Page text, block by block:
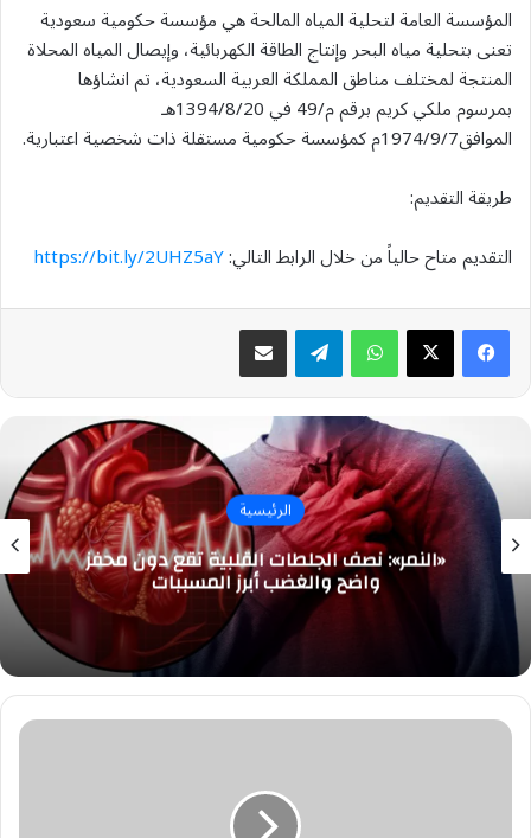
المؤسسة العامة لتحلية المياه المالحة هي مؤسسة حكومية سعودية
تعنى بتحلية مياه البحر وإنتاج الطاقة الكهربائية، وإيصال المياه المحلاة
المنتجة لمختلف مناطق المملكة العربية السعودية، تم انشاؤها
بمرسوم ملكي كريم برقم م/49 في 1394/8/20هـ
الموافق1974/9/7م كمؤسسة حكومية مستقلة ذات شخصية اعتبارية.
طريقة التقديم:
التقديم متاح حالياً من خلال الرابط التالي:https://bit.ly/2UHZ5aY
واتسابتيلقرام مشاركة عبر البريد
الرئيسية
«النمر»: نصف الجلطات القلبية تقع دون محفز
واضح والغضب أبرز المسببات
وظائف